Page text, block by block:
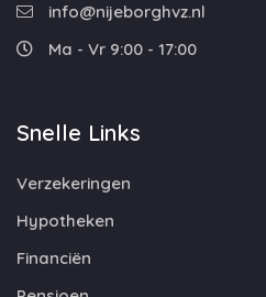
info@nijeborghvz.nl
Ma - Vr 9:00 - 17:00
Snelle Links
Verzekeringen
Hypotheken
Financiën